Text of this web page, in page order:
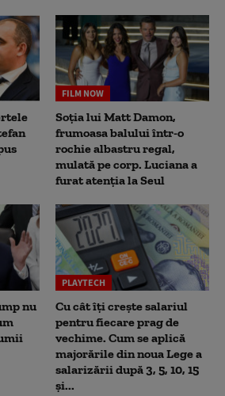
FILM NOW
Soția lui Matt Damon,
frumoasa balului într-o
rochie albastru regal,
mulată pe corp. Luciana a
furat atenția la Seul
nu
PLAYTECH
Cu cât îți crește salariul
pentru fiecare prag de
vechime. Cum se aplică
majorările din noua Lege a
salarizării după 3, 5, 10, 15
și...